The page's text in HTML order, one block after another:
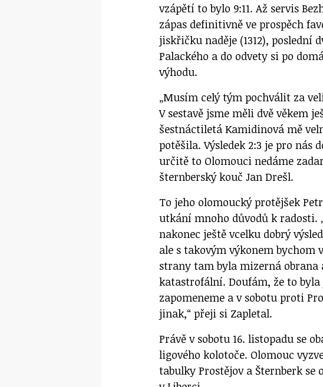
vzápětí to bylo 9:11. Až servis
zápas definitivně ve prospěch
jiskřičku naděje (1312), poslední
Palackého a do odvety si po
výhodu.
„Musím celý tým pochválit za
V sestavě jsme měli dvě věkem
šestnáctiletá Kamidinová mě
potěšila. Výsledek 2:3 je pro nás
určitě to Olomouci nedáme
šternberský kouč Jan Drešl.
To jeho olomoucký protějšek
utkání mnoho důvodů k radosti.
nakonec ještě vcelku dobrý
ale s takovým výkonem bychom
strany tam byla mizerná obrana
katastrofální. Doufám, že to
zapomeneme a v sobotu proti
jinak,“ přeji si Zapletal.
Právě v sobotu 16. listopadu se
ligového kolotoče. Olomouc
tabulky Prostějov a Šternberk se